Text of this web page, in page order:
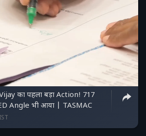
का पहला बड़ा Action! 717
Angle भी आया | TASMAC